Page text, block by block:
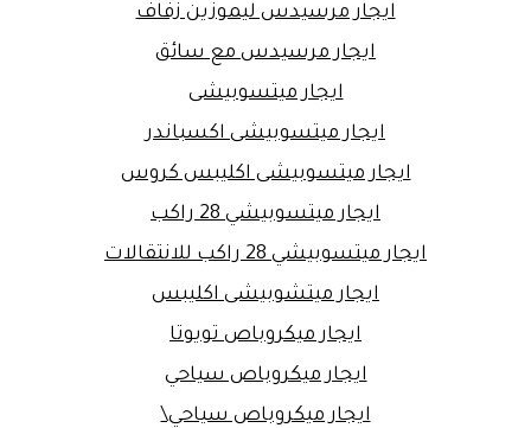
ايجار مرسيدس ليموزين زفاف
ايجار مرسيدس مع سائق
ايجار ميتسوبيشى
ايجار ميتسوبيشى اكسباندر
ايجار ميتسوبيشى اكليبس كروس
ايجار ميتسوبيشي 28 راكب
ايجار ميتسوبيشي 28 راكب للانتقالات
ايجار ميتشوبيشى اكليبس
ايجار ميكروباص تويوتا
ايجار ميكروباص سياحي
ايجار ميكروباص سياحي\